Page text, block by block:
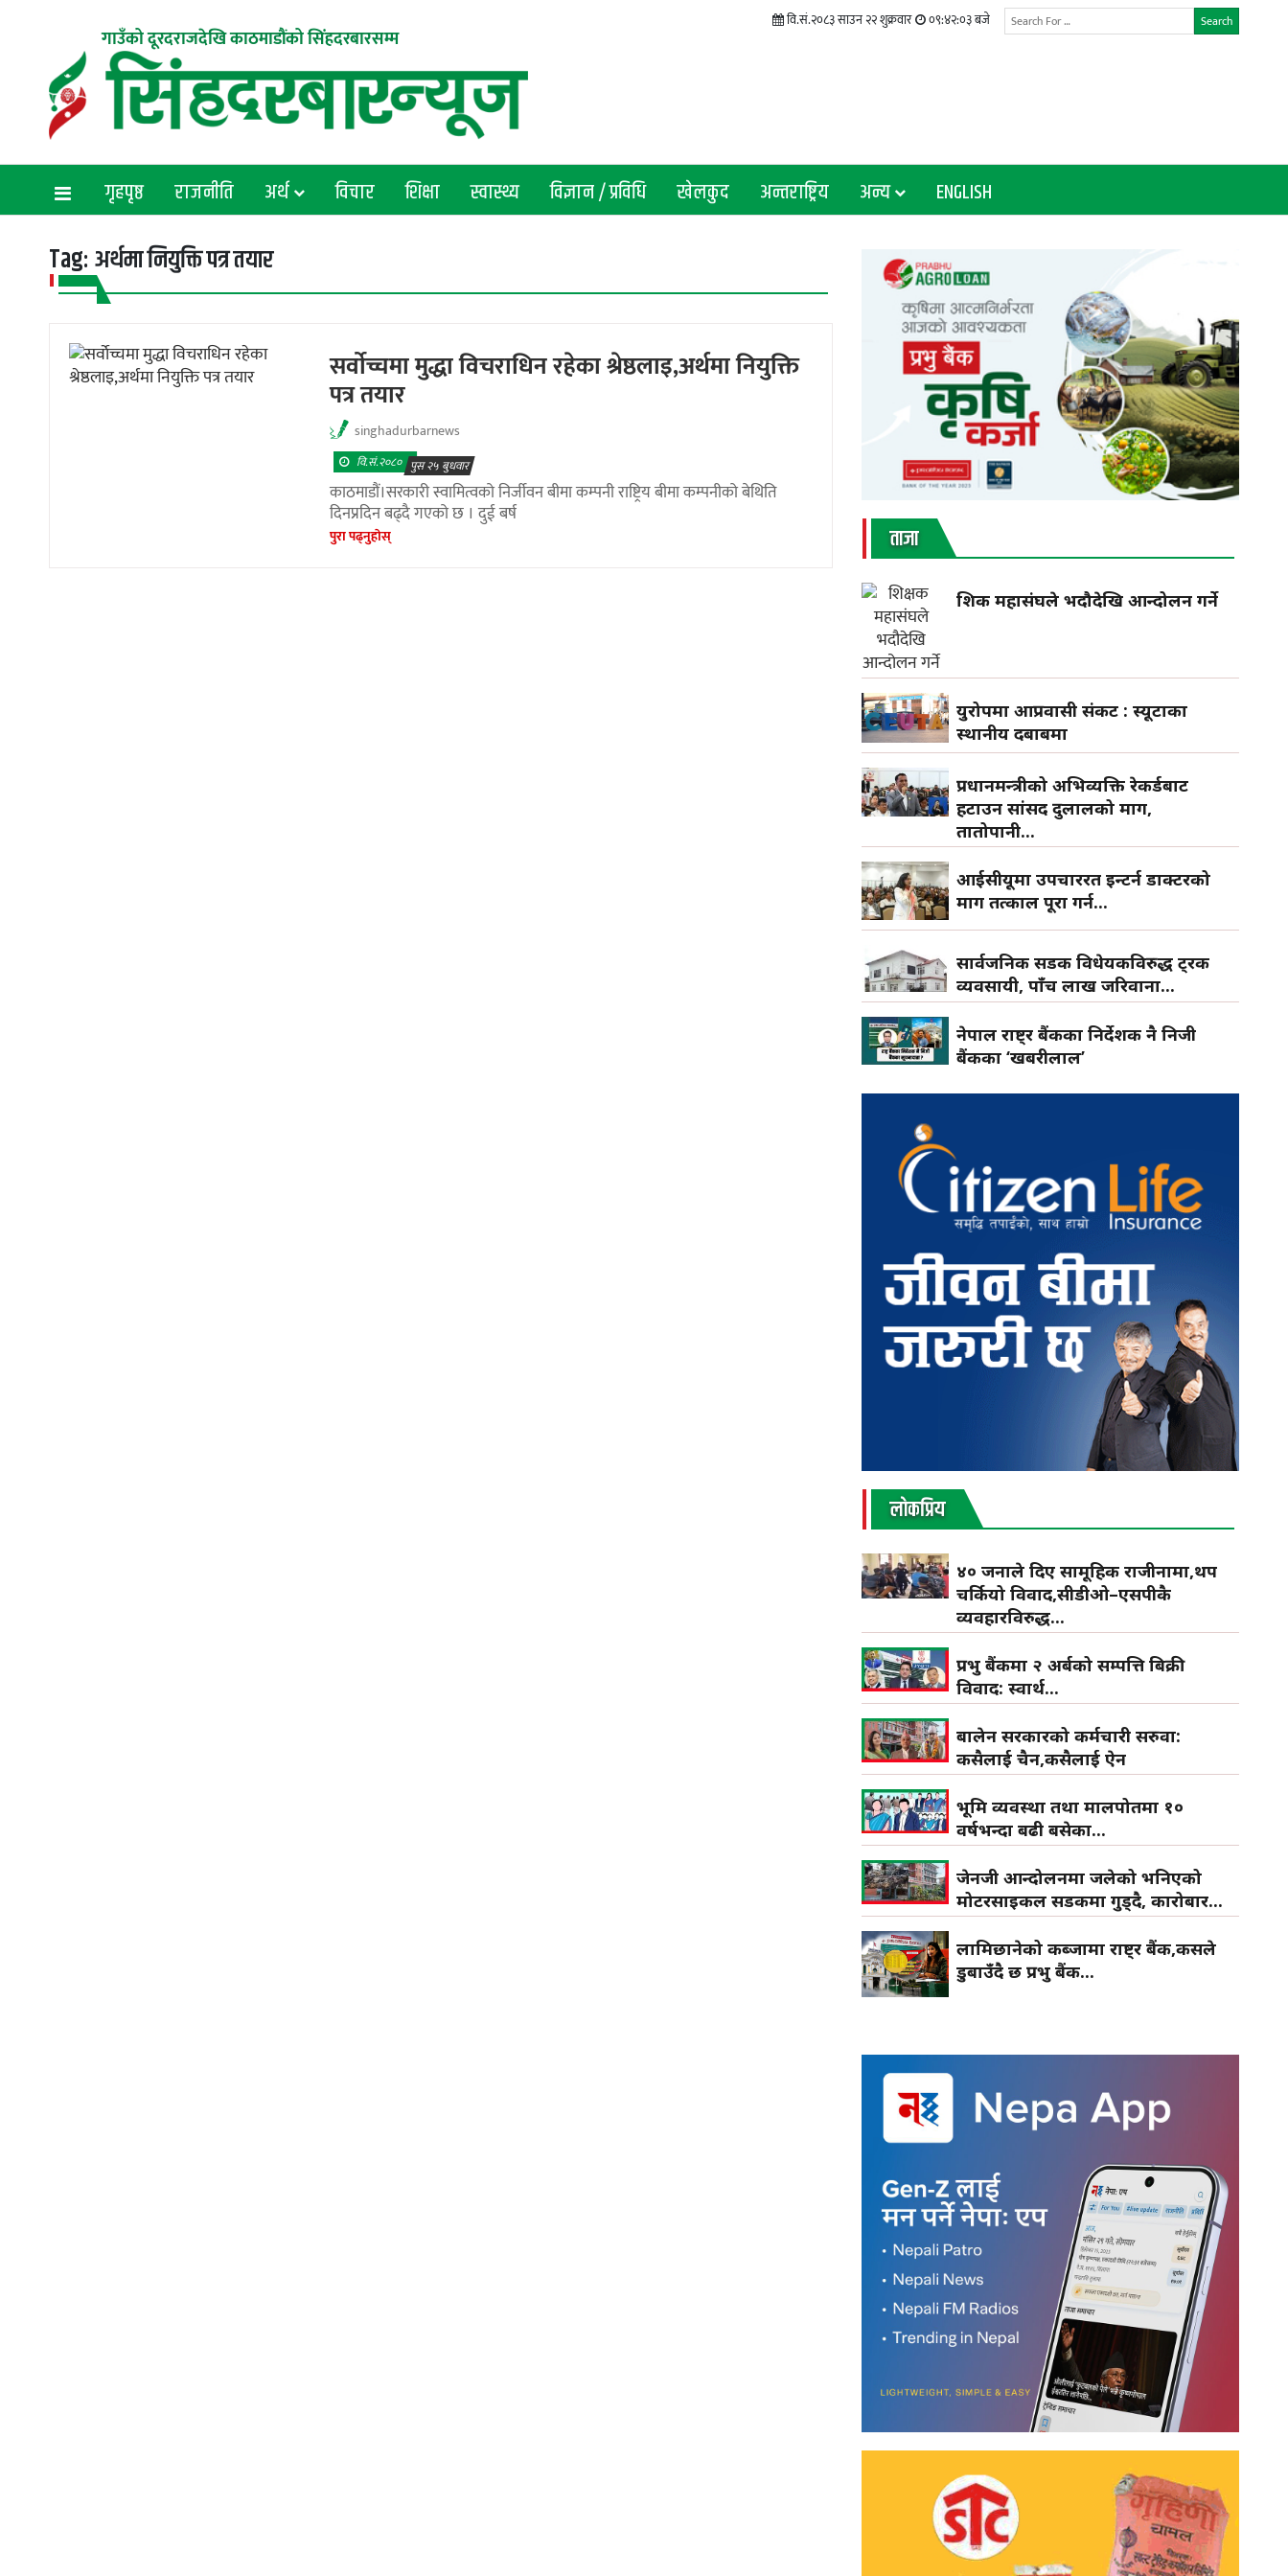
गाउँको दूरदराजदेखि काठमाडौंको सिंहदरबारसम्म
Search
वि.सं.२०८३ साउन २२ शुक्रवार ०९:४२:०४ बजे
गृहपृष्ठ राजनीति अर्थ विचार शिक्षा स्वास्थ्य विज्ञान / प्रविधि खेलकुद अन्तराष्ट्रिय अन्य ENGLISH
Tag: अर्थमा नियुक्ति पत्र तयार
सर्वाेच्चमा मुद्धा विचराधिन रहेका श्रेष्ठलाइ,अर्थमा नियुक्ति
पत्र तयार
singhadurbarnews
वि.सं.२०८० पुस २५ बुधवार
काठमाडौं।सरकारी स्वामित्वको निर्जीवन बीमा कम्पनी राष्ट्रिय बीमा कम्पनीको बेथिति
दिनप्रदिन बढ्दै गएको छ । दुई बर्ष
पुरा पढ्नुहाेस् ताजा
शिक्षक महासंघले भदौदेखि आन्दोलन गर्ने
युरोपमा आप्रवासी संकट : स्यूटाका
स्थानीय दबाबमा
प्रधानमन्त्रीको अभिव्यक्ति रेकर्डबाट
हटाउन सांसद दुलालको माग,
तातोपानी...
आईसीयूमा उपचाररत इन्टर्न डाक्टरको
माग तत्काल पूरा गर्न...
सार्वजनिक सडक विधेयकविरुद्ध ट्रक
व्यवसायी, पाँच लाख जरिवाना...
नेपाल राष्ट्र बैंकका निर्देशक नै निजी
बैंकका ‘खबरीलाल’
लाेकप्रिय
४० जनाले दिए सामूहिक राजीनामा,थप
चर्कियो विवाद,सीडीओ–एसपीकै
व्यवहारविरुद्ध...
प्रभु बैंकमा २ अर्बको सम्पत्ति बिक्री
विवाद: स्वार्थ...
बालेन सरकारको कर्मचारी सरुवा:
कसैलाई चैन,कसैलाई ऐन
भूमि व्यवस्था तथा मालपोतमा १०
वर्षभन्दा बढी बसेका...
जेनजी आन्दोलनमा जलेको भनिएको
मोटरसाइकल सडकमा गुड्दै, कारोबार...
लामिछानेको कब्जामा राष्ट्र बैंक,कसले
डुबाउँदै छ प्रभु बैंक...